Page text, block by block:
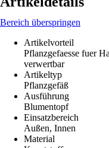
Bereich überspringen
Artikelvorteil
Pflanzgefaesse fuer
verwertbar
Artikeltyp
Pflanzgefäß
Ausführung
Blumentopf
Einsatzbereich
Außen, Innen
Material